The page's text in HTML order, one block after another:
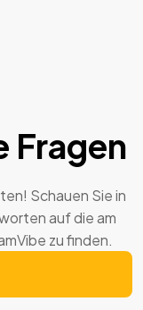
Fragen
Schauen Sie in
auf die am
zu finden.